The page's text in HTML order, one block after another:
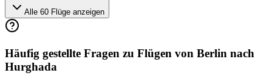
Alle 60 Flüge anzeigen
Häufig gestellte Fragen zu Flügen von Berlin nach
Hurghada